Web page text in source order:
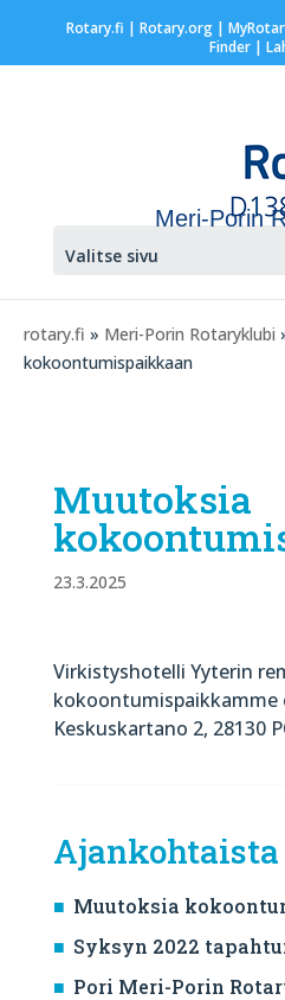
Rotary.fi | Rotary.org|
Finder|
Meri-Porin
Valitse sivu
rotary.fi » Meri-Porin Rotaryklubi
kokoontumispaikkaan
Muutoksia
23.3.2025
Virkistyshotelli Yyterin
kokoontumispaikkamme
Keskuskartano 2, 28130
Ajankohtaista
Muutoksia
Syksyn 2022
Pori Meri-Porin